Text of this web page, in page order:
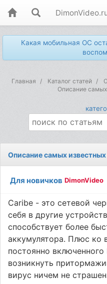
Какая мобильная ОС
Главная Каталог статей
Описание
Описание самых известных
Для новичков DimonVideo
Caribe - это сетевой
себя в другие
способствует более
аккумулятора. Плюс ко
постоянно
возникнуть
вирус ничем не